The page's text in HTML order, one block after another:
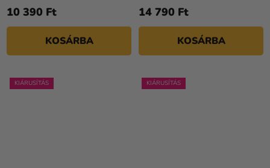
10 390 Ft
KOSÁRBA
14 790 Ft
KOSÁRBA
KIÁRUSÍTÁS KIÁRUSÍTÁS